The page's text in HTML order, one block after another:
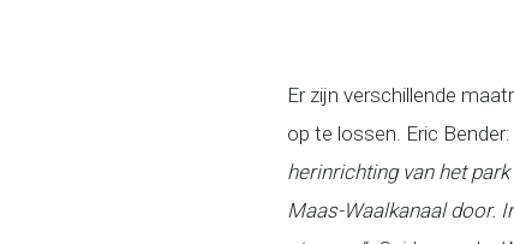
Er zijn verschillende
op te lossen. Eric Bender:
herinrichting van het
Maas-Waalkanaal door.